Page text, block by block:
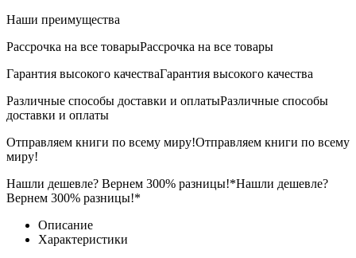
Наши преимущества
Рассрочка на все товарыРассрочка на все товары
Гарантия высокого качестваГарантия высокого качества
Различные способы доставки и оплатыРазличные способы
доставки и оплаты
Отправляем книги по всему миру!Отправляем книги по всему
миру!
Нашли дешевле? Вернем 300% разницы!*Нашли дешевле?
Вернем 300% разницы!*
Описание
Характеристики